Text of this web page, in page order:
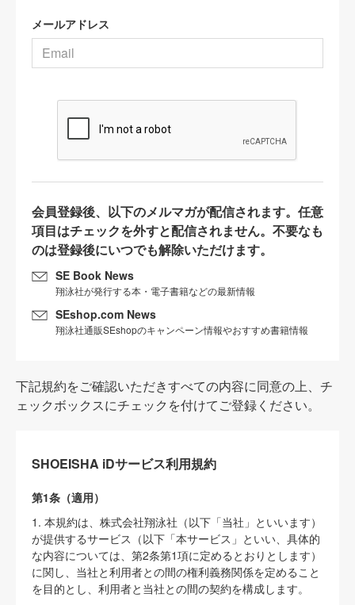
メールアドレス
会員登録後、以下のメルマガが配信されます。任意
項目はチェックを外すと配信されません。不要なも
のは登録後にいつでも解除いただけます。
SE Book News
翔泳社が発行する本・電子書籍などの最新情報
SEshop.com News
翔泳社通販SEshopのキャンペーン情報やおすすめ書籍情報
下記規約をご確認いただきすべての内容に同意の上、チ
ェックボックスにチェックを付けてご登録ください。
SHOEISHA iDサービス利用規約
第1条（適用）
1. 本規約は、株式会社翔泳社（以下「当社」といいます）
が提供するサービス（以下「本サービス」といい、具体的
な内容については、第2条第1項に定めるとおりとします）
に関し、当社と利用者との間の権利義務関係を定めること
を目的とし、利用者と当社との間の契約を構成します。